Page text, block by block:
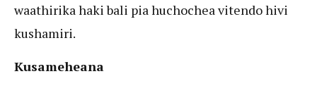
waathirika haki bali pia huchochea vitendo hivi
kushamiri.
Kusameheana